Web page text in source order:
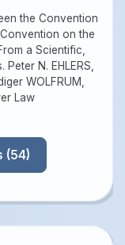
the Convention
on the
a Scientific,
N. EHLERS,
WOLFRUM,
Law
Show All References (54)